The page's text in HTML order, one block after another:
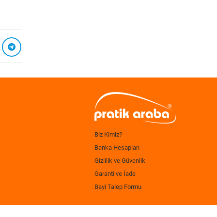
Biz Kimiz?
Banka Hesapları
Gizlilik ve Güvenlik
Garanti ve İade
Bayi Talep Formu